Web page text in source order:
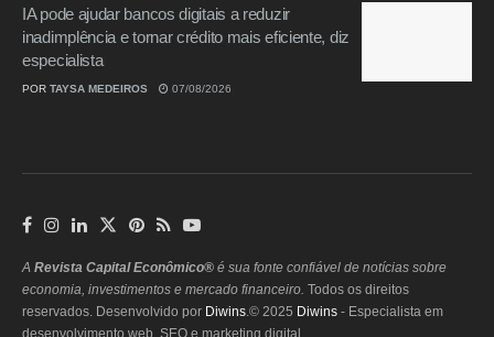
IA pode ajudar bancos digitais a reduzir
inadimplência e tornar crédito mais eficiente, diz
especialista
POR TAYSA MEDEIROS 07/08/2026
A Revista Capital Econômico® é sua fonte confiável de notícias sobre
economia, investimentos e mercado financeiro. Todos os direitos
reservados. Desenvolvido por Diwins .© 2025 Diwins - Especialista em
desenvolvimento web, SEO e marketing digital.